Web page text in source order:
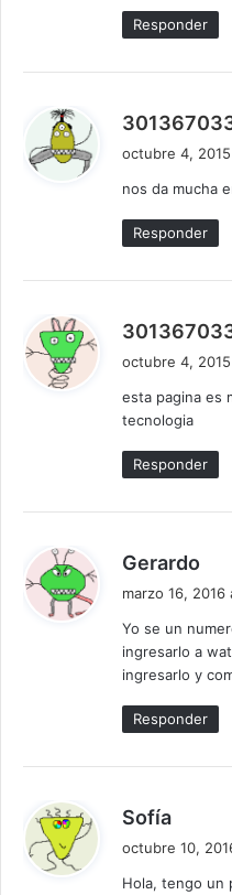
Responder
octubre 4,
nos da mucha
Responder
octubre 4,
esta pagina es
tecnologia
Responder
Gerardo
e
:
marzo 16, 2016
Yo se un
ingresarlo a
ingresarlo y
Responder
Sofía
e
octubre 10,
Hola, tengo un